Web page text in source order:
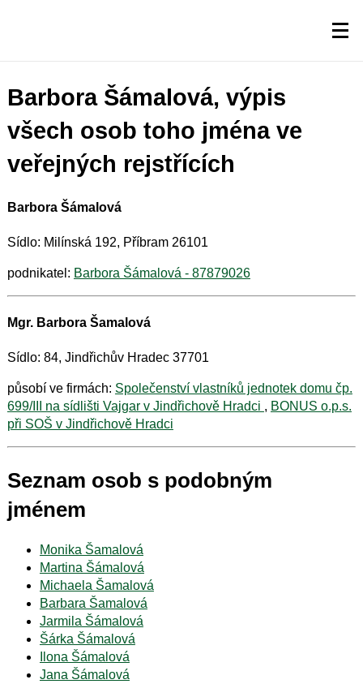
Barbora Šámalová, výpis
všech osob toho jména ve
veřejných rejstřících
Barbora Šámalová
Sídlo: Milínská 192, Příbram 26101
podnikatel: Barbora Šámalová - 87879026
Mgr. Barbora Šamalová
Sídlo: 84, Jindřichův Hradec 37701
působí ve firmách: Společenství vlastníků jednotek domu čp.
699/III na sídlišti Vajgar v Jindřichově Hradci , BONUS o.p.s.
při SOŠ v Jindřichově Hradci
Seznam osob s podobným
jménem
Monika Šamalová
Martina Šámalová
Michaela Šamalová
Barbara Šamalová
Jarmila Šámalová
Šárka Šámalová
Ilona Šámalová
Jana Šámalová